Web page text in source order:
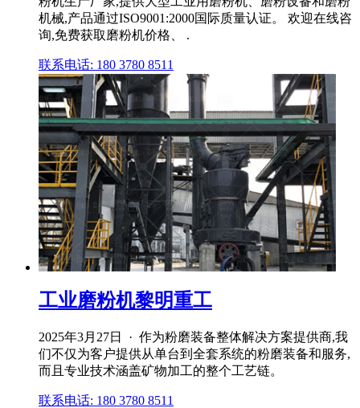
机械,产品通过ISO9001:2000国际质量认证。 欢迎在线咨
询,免费获取磨粉机价格、 .
联系电话: 180 3780 8511
工业磨粉机黎明重工
2025年3月27日 · 作为粉磨装备整体解决方案提供商,我
们不仅为客户提供从单台到全套系统的粉磨装备和服务,
而且专业技术涵盖矿物加工的整个工艺链。
联系电话: 180 3780 8511